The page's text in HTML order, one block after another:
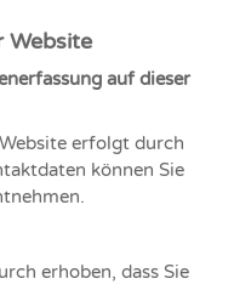
Website
auf dieser
erfolgt durch
können Sie
erhoben, dass Sie